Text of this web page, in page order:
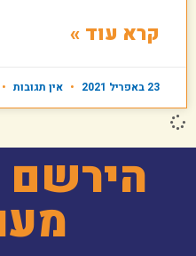
קרא עוד »
23 באפריל 2021 אין תגובות
הירשם